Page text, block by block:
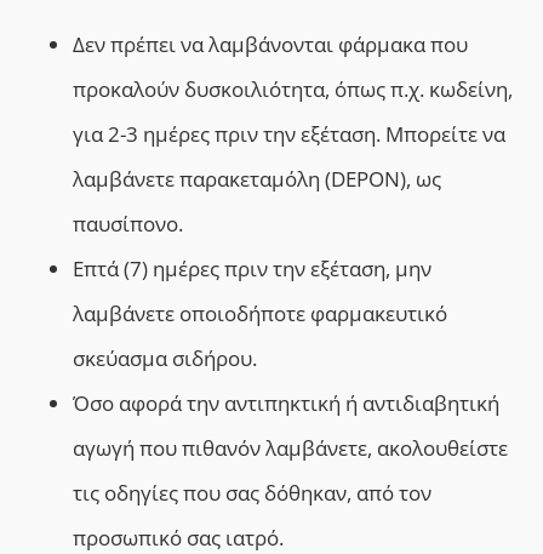
Δεν πρέπει να λαμβάνονται φάρμακα που
προκαλούν δυσκοιλιότητα, όπως π.χ. κωδείνη,
για 2-3 ημέρες πριν την εξέταση. Μπορείτε να
λαμβάνετε παρακεταμόλη (DEPON), ως
παυσίπονο.
Επτά (7) ημέρες πριν την εξέταση, μην
λαμβάνετε οποιοδήποτε φαρμακευτικό
σκεύασμα σιδήρου.
Όσο αφορά την αντιπηκτική ή αντιδιαβητική
αγωγή που πιθανόν λαμβάνετε, ακολουθείστε
τις οδηγίες που σας δόθηκαν, από τον
προσωπικό σας ιατρό.